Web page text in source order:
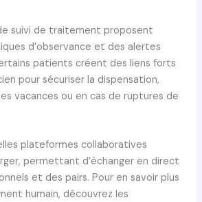
suivi de traitement proposent
d’observance et des alertes
patients créent des liens forts
pour sécuriser la dispensation,
vacances ou en cas de ruptures de
plateformes collaboratives
permettant d’échanger en direct
et des pairs. Pour en savoir plus
humain, découvrez les